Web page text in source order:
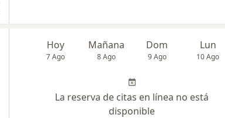
Hoy
7 Ago
Mañana
8 Ago
Dom
9 Ago
Lun
10 Ago
La reserva de citas en línea no está
disponible